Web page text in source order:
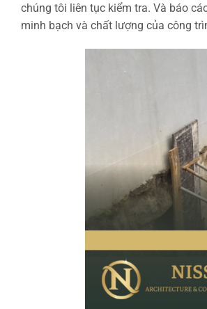
chúng tôi liên tục kiểm tra. Và báo
minh bạch và chất lượng của công